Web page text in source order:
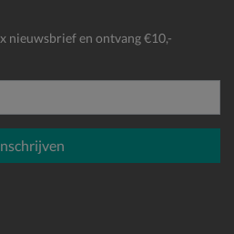
nieuwsbrief en ontvang €10,-